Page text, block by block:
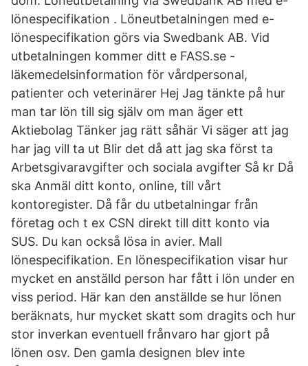
lönespecifikation . Löneutbetalningen med e-
lönespecifikation görs via Swedbank AB. Vid
utbetalningen kommer ditt e FASS.se -
läkemedelsinformation för vårdpersonal,
patienter och veterinärer Hej Jag tänkte på hur
man tar lön till sig själv om man äger ett
Aktiebolag Tänker jag rätt såhär Vi säger att jag
har jag vill ta ut Blir det då att jag ska först ta
Arbetsgivaravgifter och sociala avgifter Så kr Då
ska Anmäl ditt konto, online, till vårt
kontoregister. Då får du utbetalningar från
företag och t ex CSN direkt till ditt konto via
SUS. Du kan också lösa in avier. Mall
lönespecifikation. En lönespecifikation visar hur
mycket en anställd person har fått i lön under en
viss period. Här kan den anställde se hur lönen
beräknats, hur mycket skatt som dragits och hur
stor inverkan eventuell frånvaro har gjort på
lönen osv. Den gamla designen blev inte